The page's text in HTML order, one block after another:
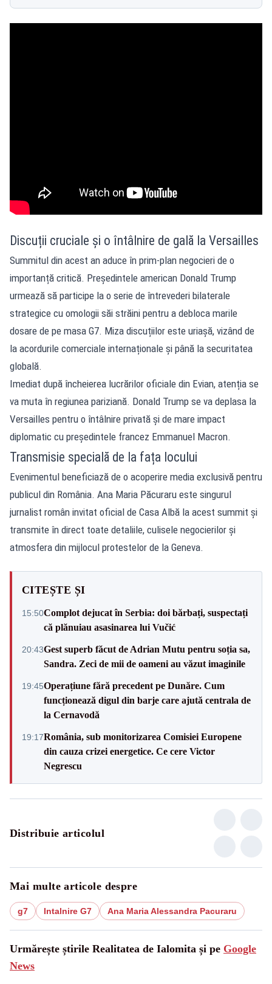
Discuții cruciale și o întâlnire de gală la Versailles
Summitul din acest an aduce în prim-plan negocieri de o
importanță critică. Președintele american Donald Trump
urmează să participe la o serie de întrevederi bilaterale
strategice cu omologii săi străini pentru a debloca marile
dosare de pe masa G7. Miza discuțiilor este uriașă, vizând de
la acordurile comerciale internaționale și până la securitatea
globală.
Imediat după încheierea lucrărilor oficiale din Evian, atenția se
va muta în regiunea pariziană. Donald Trump se va deplasa la
Versailles pentru o întâlnire privată și de mare impact
diplomatic cu președintele francez Emmanuel Macron.
Transmisie specială de la fața locului
Evenimentul beneficiază de o acoperire media exclusivă pentru
publicul din România. Ana Maria Păcuraru este singurul
jurnalist român invitat oficial de Casa Albă la acest summit și
transmite în direct toate detaliile, culisele negocierilor și
atmosfera din mijlocul protestelor de la Geneva.
CITEȘTE ȘI
15:50Complot dejucat în Serbia: doi bărbați, suspectați
că plănuiau asasinarea lui Vučić
20:43Gest superb făcut de Adrian Mutu pentru soția sa,
Sandra. Zeci de mii de oameni au văzut imaginile
19:45Operațiune fără precedent pe Dunăre. Cum
funcționează digul din barje care ajută centrala de
la Cernavodă
19:17România, sub monitorizarea Comisiei Europene
din cauza crizei energetice. Ce cere Victor
Negrescu
Distribuie articolul
Mai multe articole despre
g7 Intalnire G7 Ana Maria Alessandra Pacuraru
Urmărește știrile Realitatea de Ialomita și pe Google
News